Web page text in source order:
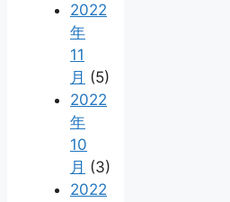
2022
年
11
月 (5)
2022
年
10
月 (3)
2022